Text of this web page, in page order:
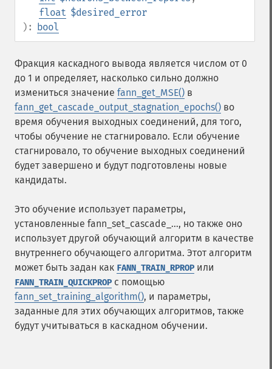
float $desired_error
): bool
Фракция каскадного вывода является числом от 0
до 1 и определяет, насколько сильно должно
измениться значение fann_get_MSE() в
fann_get_cascade_output_stagnation_epochs() во
время обучения выходных соединений, для того,
чтобы обучение не стагнировало. Если обучение
стагнировало, то обучение выходных соединений
будет завершено и будут подготовлены новые
кандидаты.
Это обучение использует параметры,
установленные fann_set_cascade_..., но также оно
использует другой обучающий алгоритм в качестве
внутреннего обучающего алгоритма. Этот алгоритм
может быть задан как FANN_TRAIN_RPROP или
FANN_TRAIN_QUICKPROP с помощью
fann_set_training_algorithm(), и параметры,
заданные для этих обучающих алгоритмов, также
будут учитываться в каскадном обучении.